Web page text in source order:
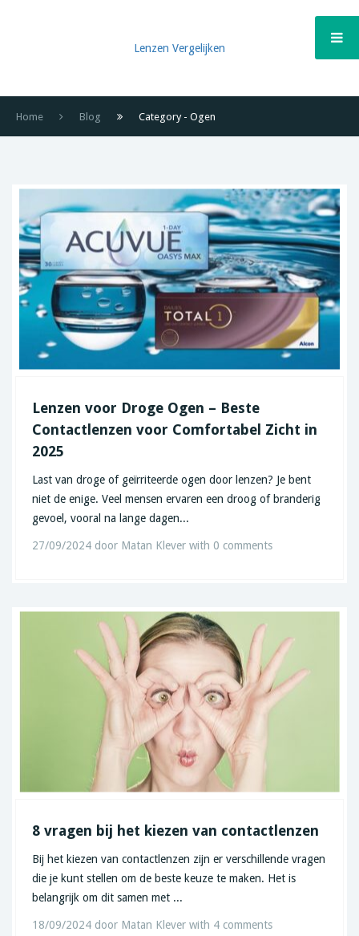
Lenzen Vergelijken
Home Blog Category - Ogen
Lenzen voor Droge Ogen – Beste
Contactlenzen voor Comfortabel Zicht in
2025
Last van droge of geïrriteerde ogen door lenzen? Je bent
niet de enige. Veel mensen ervaren een droog of branderig
gevoel, vooral na lange dagen...
27/09/2024 door Matan Klever with 0 comments
8 vragen bij het kiezen van contactlenzen
Bij het kiezen van contactlenzen zijn er verschillende vragen
die je kunt stellen om de beste keuze te maken. Het is
belangrijk om dit samen met ...
18/09/2024 door Matan Klever with 4 comments